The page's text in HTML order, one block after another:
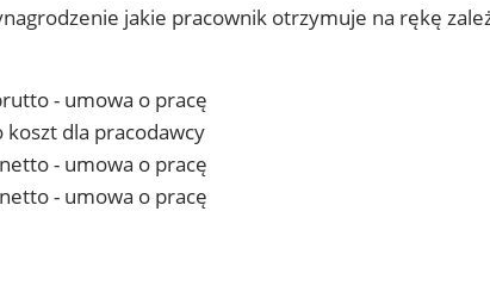
jakie pracownik otrzymuje na rękę
- umowa o pracę
dla pracodawcy
- umowa o pracę
- umowa o pracę